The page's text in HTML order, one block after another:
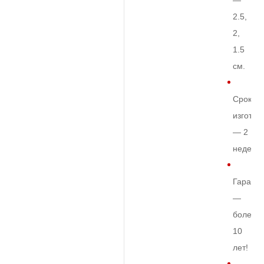
2.5,
2,
1.5
см.
Срок
— 2
недели
—
более
10
лет!